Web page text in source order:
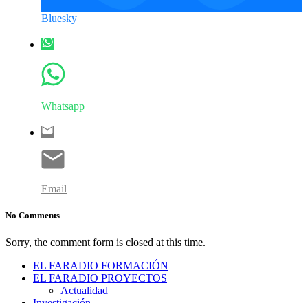
Bluesky
Whatsapp
Email
No Comments
Sorry, the comment form is closed at this time.
EL FARADIO FORMACIÓN
EL FARADIO PROYECTOS
Actualidad